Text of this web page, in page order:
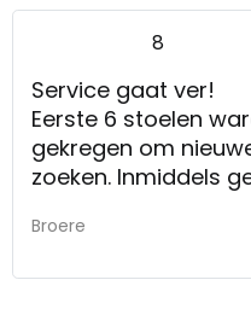
8
Service gaat ver!
Eerste 6 stoelen
gekregen om
zoeken. Inmiddels
uiteindelijk goed
Broere